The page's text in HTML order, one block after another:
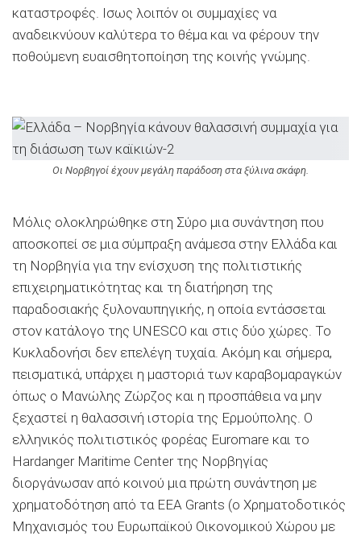
καταστροφές. Ισως λοιπόν οι συμμαχίες να
αναδεικνύουν καλύτερα το θέμα και να φέρουν την
ποθούμενη ευαισθητοποίηση της κοινής γνώμης.
Οι Νορβηγοί έχουν μεγάλη παράδοση στα ξύλινα σκάφη.
Μόλις ολοκληρώθηκε στη Σύρο μια συνάντηση που
αποσκοπεί σε μια σύμπραξη ανάμεσα στην Ελλάδα και
τη Νορβηγία για την ενίσχυση της πολιτιστικής
επιχειρηματικότητας και τη διατήρηση της
παραδοσιακής ξυλοναυπηγικής, η οποία εντάσσεται
στον κατάλογο της UNESCO και στις δύο χώρες. Το
Κυκλαδονήσι δεν επελέγη τυχαία. Ακόμη και σήμερα,
πεισματικά, υπάρχει η μαστοριά των καραβομαραγκών
όπως ο Μανώλης Ζώρζος και η προσπάθεια να μην
ξεχαστεί η θαλασσινή ιστορία της Ερμούπολης. Ο
ελληνικός πολιτιστικός φορέας Euromare και το
Hardanger Maritime Center της Νορβηγίας
διοργάνωσαν από κοινού μια πρώτη συνάντηση με
χρηματοδότηση από τα ΕΕΑ Grants (ο Χρηματοδοτικός
Μηχανισμός του Ευρωπαϊκού Οικονομικού Χώρου με